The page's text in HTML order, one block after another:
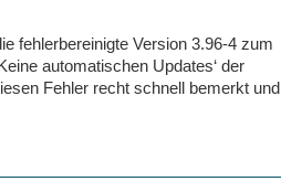
fehlerbereinigte Version 3.96-4 zum
automatischen Updates‘ der
Fehler recht schnell bemerkt und